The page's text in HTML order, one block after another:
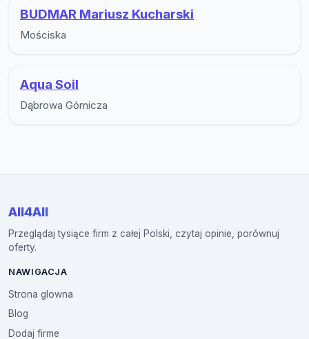
BUDMAR Mariusz Kucharski
Mościska
Aqua Soil
Dąbrowa Górnicza
All4All
Przeglądaj tysiące firm z całej Polski, czytaj opinie, porównuj
oferty.
NAWIGACJA
Strona glowna
Blog
Dodaj firme